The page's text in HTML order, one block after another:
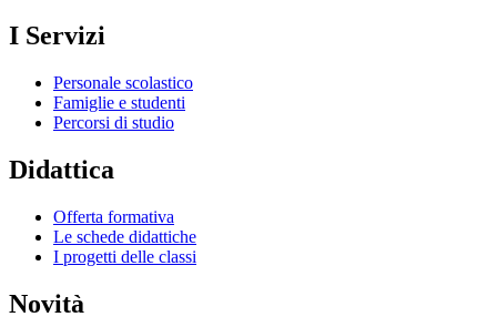
I Servizi
Personale scolastico
Famiglie e studenti
Percorsi di studio
Didattica
Offerta formativa
Le schede didattiche
I progetti delle classi
Novità